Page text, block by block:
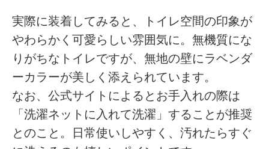
実際に装着してみると、トイレ空間の印象が
やわらかく可愛らしい雰囲気に。無機質にな
りがちなトイレですが、無地の壁にラベンダ
ーカラーが美しく添えられています。
なお、公式サイトによるとお手入れの際は
「洗濯ネットに入れて洗濯」することが推奨
とのこと。日常使いしやすく、汚れたらすぐ